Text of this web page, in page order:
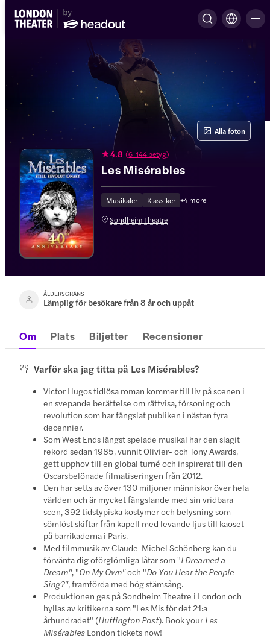
4.8 (6 144 betyg)
Les Misérables
Musikaler Klassiker +4more
Sondheim Theatre
Alla foton
ÅLDERSGRÄNS
Lämplig för besökare från 8 år och uppåt
Om Plats Biljetter Recensioner
Varför ska jag titta på Les Misérables?
Victor Hugos tidlösa roman kommer till liv på scenen i
en svepande berättelse om rättvisa, försoning och
revolution som har fängslat publiken i nästan fyra
decennier.
Som West Ends längst spelade musikal har den slagit
rekord sedan 1985, vunnit Olivier- och Tony Awards,
gett upphov till en global turné och inspirerat till den
Oscarsbelönade filmatiseringen från 2012.
Den har setts av över 130 miljoner människor över hela
världen och är mycket fängslande med sin vridbara
scen, 392 tidstypiska kostymer och belysning som
sömlöst skiftar från kapell med levande ljus till kaoset
på barrikaderna i Paris.
Med filmmusik av Claude-Michel Schönberg kan du
förvänta dig oförglömliga låtar som "I Dreamed a
Dream", "On My Own"och "Do You Hear the People
Sing?", framförda med hög stämsång.
Produktionen ges på Sondheim Theatre i London och
hyllas av kritikerna som "Les Mis för det 21:a
århundradet" (Huffington Post). Book your Les
Misérables London tickets now!